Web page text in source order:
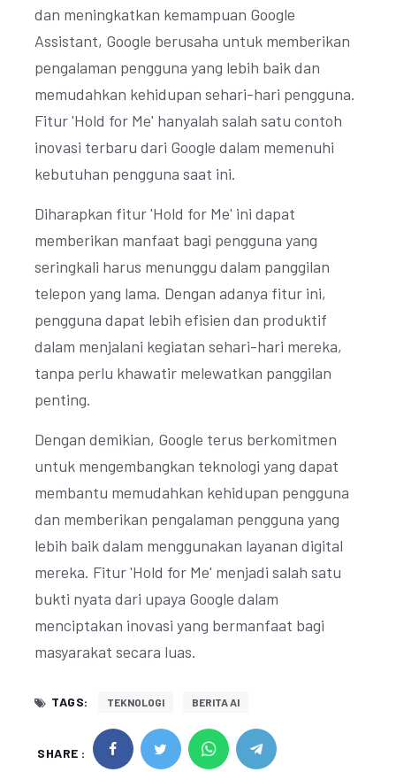
dan meningkatkan kemampuan Google
Assistant, Google berusaha untuk memberikan
pengalaman pengguna yang lebih baik dan
memudahkan kehidupan sehari-hari pengguna.
Fitur 'Hold for Me' hanyalah salah satu contoh
inovasi terbaru dari Google dalam memenuhi
kebutuhan pengguna saat ini.
Diharapkan fitur 'Hold for Me' ini dapat
memberikan manfaat bagi pengguna yang
seringkali harus menunggu dalam panggilan
telepon yang lama. Dengan adanya fitur ini,
pengguna dapat lebih efisien dan produktif
dalam menjalani kegiatan sehari-hari mereka,
tanpa perlu khawatir melewatkan panggilan
penting.
Dengan demikian, Google terus berkomitmen
untuk mengembangkan teknologi yang dapat
membantu memudahkan kehidupan pengguna
dan memberikan pengalaman pengguna yang
lebih baik dalam menggunakan layanan digital
mereka. Fitur 'Hold for Me' menjadi salah satu
bukti nyata dari upaya Google dalam
menciptakan inovasi yang bermanfaat bagi
masyarakat secara luas.
TAGS: TEKNOLOGI BERITA AI
SHARE :